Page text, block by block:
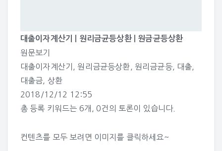
대출이자계산기 | 원리금균등상환 | 원금균등상환
원문보기
대출이자계산기
원리금균등상환 원리금균등, 대출
대출금
상환
2018/12/12 12:55
총 등록 키워드는 6개 ,0건 의 토론이 있습니다.
컨텐츠를 모두 보려면 이미지를 클릭하세요~